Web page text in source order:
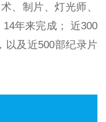
、制片、灯光师、
年来完成； 近300
以及近500部纪录片